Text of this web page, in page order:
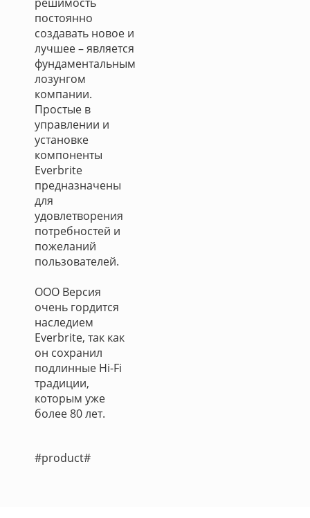
постоянно
создавать новое и
лучшее – является
фундаментальным
лозунгом
компании.
Простые в
управлении и
установке
компоненты
Everbrite
предназначены
для
удовлетворения
потребностей и
пожеланий
пользователей.
ООО Версия
очень гордится
наследием
Everbrite, так как
он сохранил
подлинные Hi-Fi
традиции,
которым уже
более 80 лет.
#product#